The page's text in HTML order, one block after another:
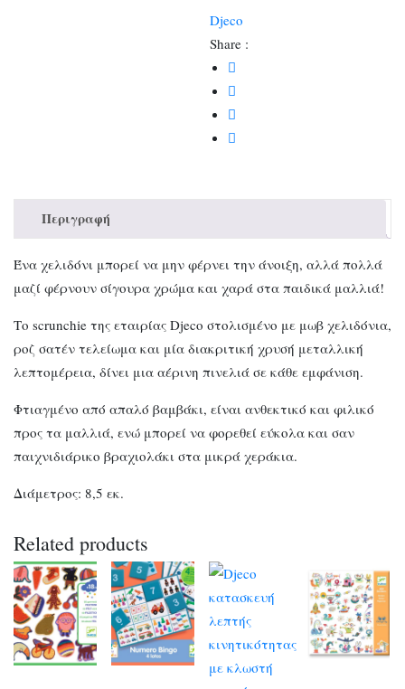
ποσότητα
Djeco
Share :
Περιγραφή
Ένα χελιδόνι μπορεί να μην φέρνει την άνοιξη, αλλά πολλά
μαζί φέρνουν σίγουρα χρώμα και χαρά στα παιδικά μαλλιά!
Το scrunchie της εταιρίας Djeco στολισμένο με μωβ χελιδόνια,
ροζ σατέν τελείωμα και μία διακριτική χρυσή μεταλλική
λεπτομέρεια, δίνει μια αέρινη πινελιά σε κάθε εμφάνιση.
Φτιαγμένο από απαλό βαμβάκι, είναι ανθεκτικό και φιλικό
προς τα μαλλιά, ενώ μπορεί να φορεθεί εύκολα και σαν
παιχνιδιάρικο βραχιολάκι στα μικρά χεράκια.
Διάμετρος: 8,5 εκ.
Related products